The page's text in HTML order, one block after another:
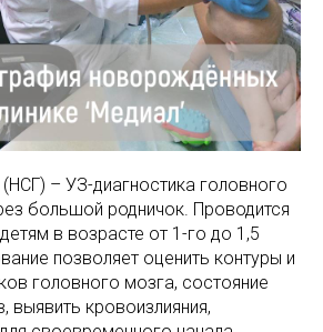
– УЗ-диагностика головного
большой родничок. Проводится
в возрасте от 1-го до 1,5
позволяет оценить контуры и
головного мозга, состояние
выявить кровоизлияния,